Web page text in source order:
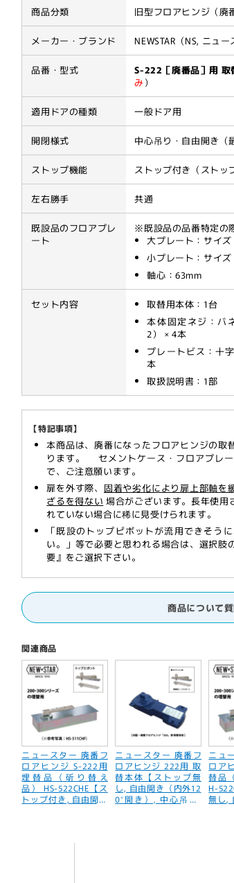
ロ
ア
ヒ
ン
ジ
222
用
取
替
本
体
【ス
ッ
き,
自
き）,
中
心
吊
り,
一
般
ド
リ
ー
ズ,
NEWSTAR】
の
数
量
を
減
ら
ア
ヒ
ン
替
体
ッ
き,
中
心
吊
り,
一
般
ド
ー
NEWSTAR】
量
を
増
や
商品分類 旧型フロアヒンジ（廃
メーカー・ブランド NEWSTAR（NS, ニュ
品番・型式 S-222［廃番品］用 取
み）
適用ドアの種類 一般ドア用
開閉様式 中心吊り・自由開き（
ストップ機能 ストップ付き（ストッ
左右勝手 共通
既設品のフロアプレ
ート
※既設品の品番特定の
大プレート：サイズ
小プレート：サイズ
軸心：63mm
セット内容
取替用本体：1台
本体固定ネジ：バ
2） × 4本
プレートビス：十
本
取扱説明書：1部
【特記事項】
本商品は、廃番になったフロアヒンジの取
ります。 セメントケース・フロアプレ
で、ご注意願います。
扉を外す際、 固着や劣化により扉上部軸を
ざるを得ない 場合がございます。長年使用
れていない場合に稀に見受けられます。
「既設のトップピボットが流用できそう
い。」等で必要と思われる場合は、選択肢
要』をご選択下さい。
商品について
関連商品
ニュースター 廃番フ
ロアヒンジ S-222用
埋替品（斫り替え
品） HS-522CHE【ス
トップ付き, 自由開き
ニュースター 廃番フ
ロアヒンジ 222用 取
替本体【ストップ無
し, 自由開き（内外12
0°開き）, 中心吊り,
ニュ
ロア
替品
H-
無し,